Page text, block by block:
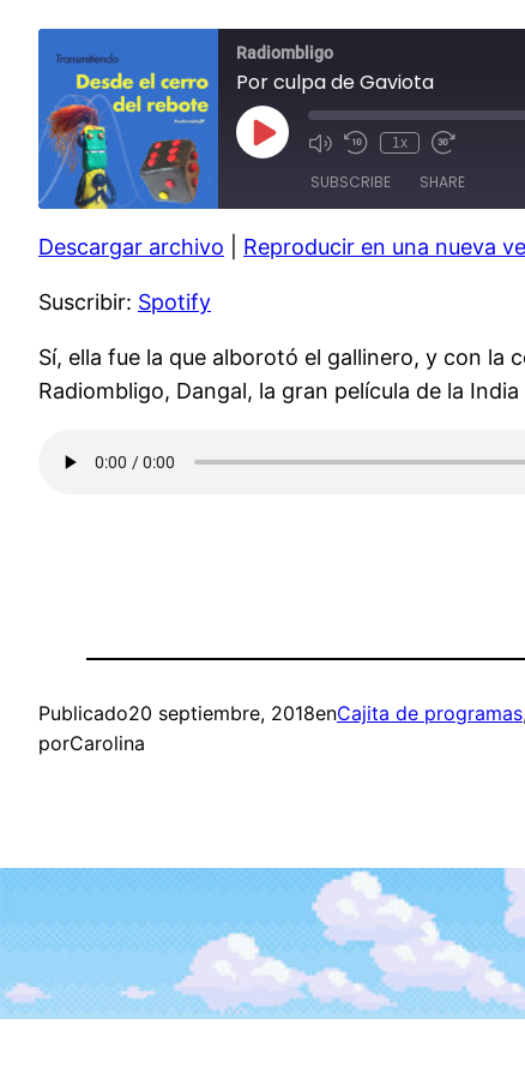
Radiombligo
Por culpa de Gaviota
Play
Episode Mute/Unmute
Rewind
Seconds
1x
Fast
30
seconds
SUBSCRIBE SHARE
Spotify
RSS FEED
SHARE
LINK
EMBED
Descargar archivo Reproducir en una nueva
Suscribir: Spotify
Sí, ella fue la que alborotó el gallinero, y con la
Radiombligo, Dangal, la gran película de la
Publicado20 septiembre, 2018enCajita de programas
porCarolina